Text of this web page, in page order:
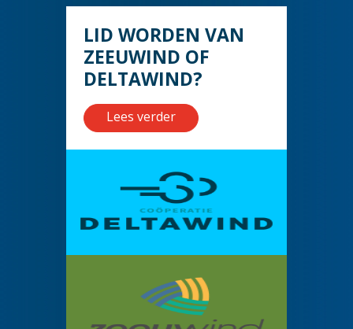
LID WORDEN VAN
ZEEUWIND OF
DELTAWIND?
Lees verder